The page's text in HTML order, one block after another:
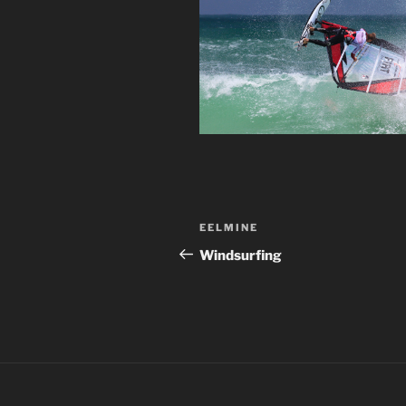
Navigeerimine
Previous
Post
EELMINE
Windsurfing